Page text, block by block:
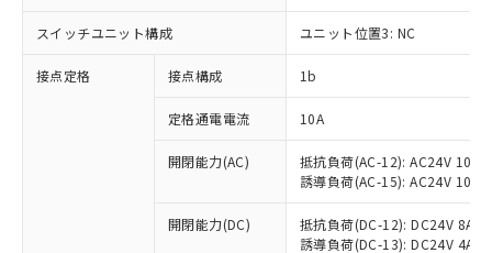
スイッチユニット構成 ユニット位置3: NC
接点定格 接点構成 1b
定格通電電流 10A
開閉能力(AC)
抵抗負荷(AC-12): AC24V 10A/
誘導負荷(AC-15): AC24V
開閉能力(DC)
抵抗負荷(DC-12): DC24V 8A/
誘導負荷(DC-13): DC24V 4A/
ご利用条件
対応済み：EU RoHS指令（10物質）の
非含有に対応した製品が提供可能な商品で
対応予定：EU RoHS指令（10物質）の非含
有に対応した製品に切り替える予定のある